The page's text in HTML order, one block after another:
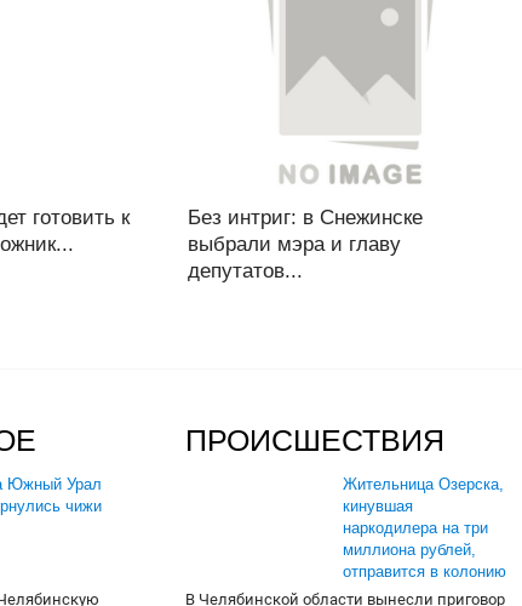
готовить к
Без интриг: в Снежинске
выбрали мэра и главу
депутатов...
Южный Урал
чижи
ПРОИСШЕСТВИЯ
Жительница Озерска,
кинувшая
наркодилера на три
миллиона рублей,
отправится в колонию
В Челябинской области вынесли приговор